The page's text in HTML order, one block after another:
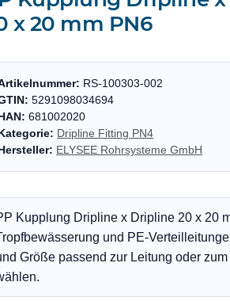
x 20 mm PN6
RS-100303-002
5291098034694
681002020
Dripline Fitting PN4
ELYSEE Rohrsysteme GmbH
Kupplung Dripline x Dripline 20 x 20
und PE-
Größe passend zur Leitung oder